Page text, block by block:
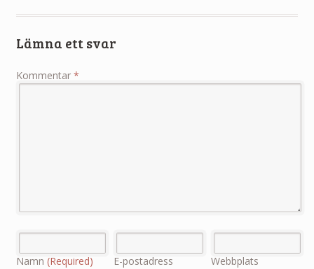
Lämna ett svar
Kommentar *
Namn (Required)
E-postadress
Webbplats